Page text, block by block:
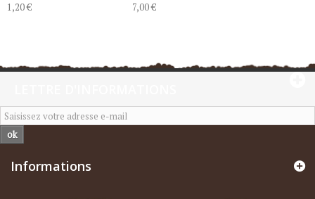
1,20 €
7,00 €
ok
Informations